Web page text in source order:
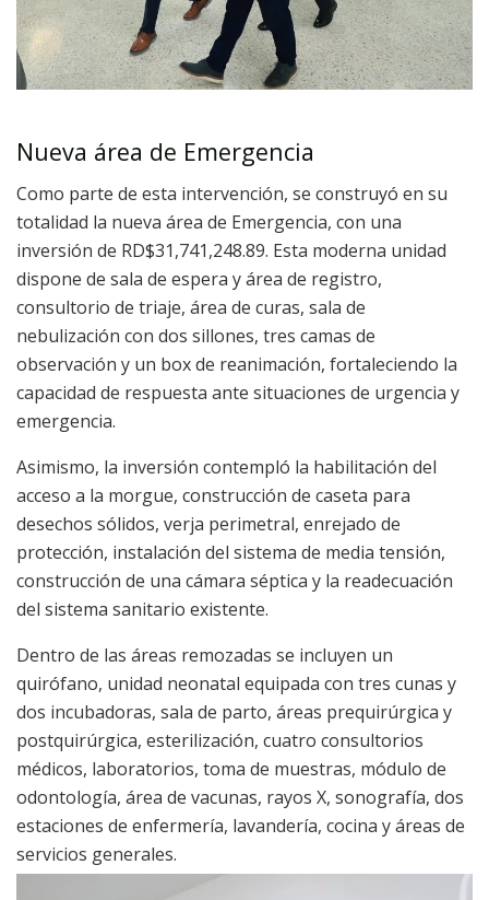
Nueva área de Emergencia
Como parte de esta intervención, se construyó en su
totalidad la nueva área de Emergencia, con una
inversión de RD$31,741,248.89. Esta moderna unidad
dispone de sala de espera y área de registro,
consultorio de triaje, área de curas, sala de
nebulización con dos sillones, tres camas de
observación y un box de reanimación, fortaleciendo la
capacidad de respuesta ante situaciones de urgencia y
emergencia.
Asimismo, la inversión contempló la habilitación del
acceso a la morgue, construcción de caseta para
desechos sólidos, verja perimetral, enrejado de
protección, instalación del sistema de media tensión,
construcción de una cámara séptica y la readecuación
del sistema sanitario existente.
Dentro de las áreas remozadas se incluyen un
quirófano, unidad neonatal equipada con tres cunas y
dos incubadoras, sala de parto, áreas prequirúrgica y
postquirúrgica, esterilización, cuatro consultorios
médicos, laboratorios, toma de muestras, módulo de
odontología, área de vacunas, rayos X, sonografía, dos
estaciones de enfermería, lavandería, cocina y áreas de
servicios generales.